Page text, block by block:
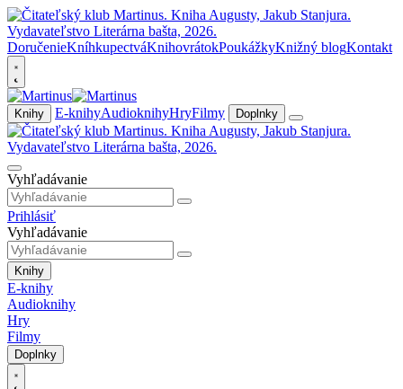
DoručenieKníhkupectváKnihovrátokPoukážkyKnižný blogKontakt
Knihy E-knihyAudioknihyHryFilmy Doplnky
Vyhľadávanie
Prihlásiť
Vyhľadávanie
Knihy
E-knihy
Audioknihy
Hry
Filmy
Doplnky